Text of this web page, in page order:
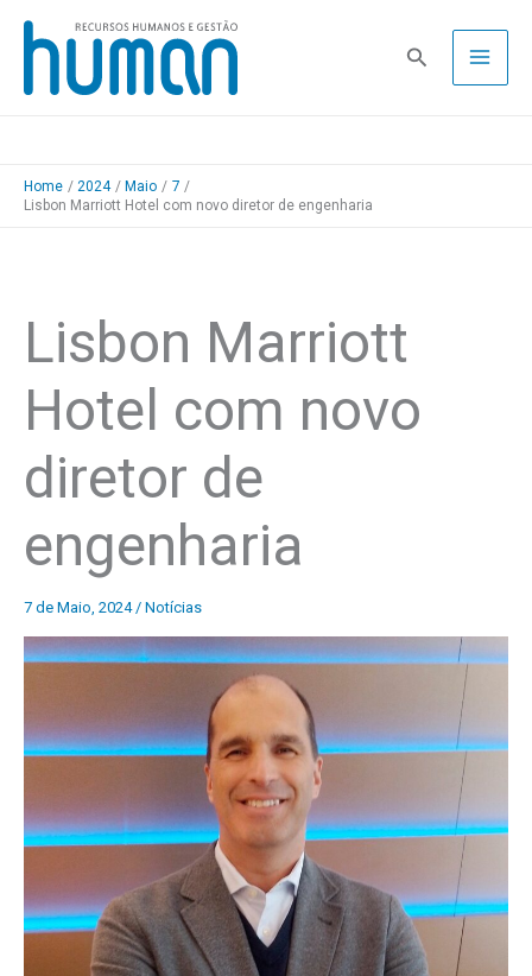
Skip
content
Pesquisa
Home 2024 Maio
7
Lisbon Marriott Hotel com novo diretor de engenharia
Lisbon Marriott
Hotel com novo
diretor de
engenharia
7 de Maio, 2024 / Notícias